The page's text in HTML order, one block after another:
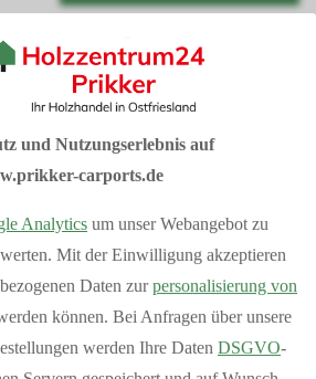
ganz nach Ihren Wünschen mit
10% Rabatt auf das
Carports.
von der Aktion ausgeschlossen
und Nutzungserlebnis auf
carports.de
Analytics um unser Webangebot zu
Mit der Einwilligung akzeptieren
Daten zurpersonalisierung von
können. Bei Anfragen über unsere
werden Ihre Daten DSGVO-